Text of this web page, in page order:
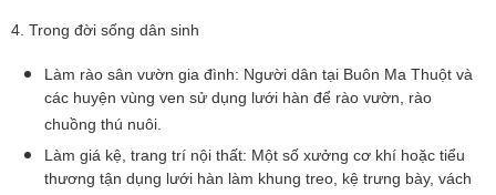
4. Trong đời sống dân sinh
Làm rào sân vườn gia đình: Người dân tại Buôn Ma Thuột và
các huyện vùng ven sử dụng lưới hàn để rào vườn, rào
chuồng thú nuôi.
Làm giá kệ, trang trí nội thất: Một số xưởng cơ khí hoặc tiểu
thương tận dụng lưới hàn làm khung treo, kệ trưng bày, vách